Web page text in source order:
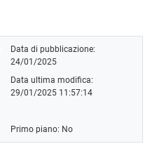
Data di pubblicazione:
24/01/2025
Data ultima modifica:
29/01/2025 11:57:14
Primo piano: No